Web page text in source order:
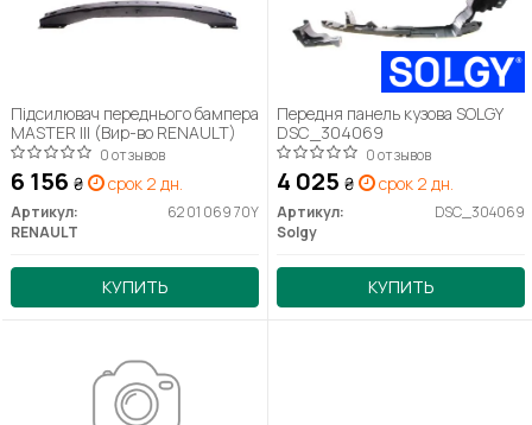
Підсилювач переднього бампера
MASTER III (Вир-во RENAULT)
0 отзывов
6 156 ₴ срок 2 дн.
Артикул:
62 01 069 70Y
RENAULT
КУПИТЬ
Передня панель кузова SOLGY
DSC_304069
0 отзывов
4 025 ₴ срок 2 дн.
Артикул:
DSC_304069
Solgy
КУПИТЬ